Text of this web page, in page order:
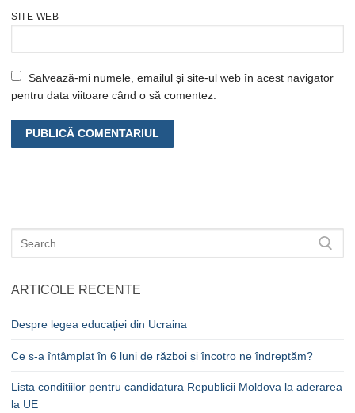
SITE WEB
Salvează-mi numele, emailul și site-ul web în acest navigator
pentru data viitoare când o să comentez.
Caută
după:
ARTICOLE RECENTE
Despre legea educației din Ucraina
Ce s-a întâmplat în 6 luni de război și încotro ne îndreptăm?
Lista condițiilor pentru candidatura Republicii Moldova la aderarea
la UE